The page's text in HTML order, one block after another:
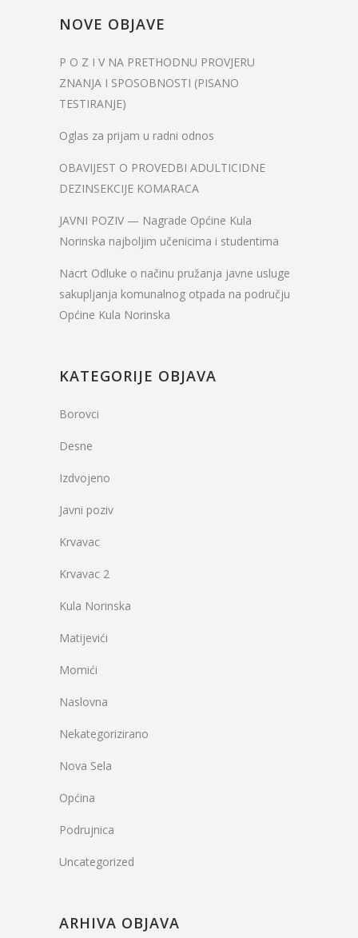
NOVE OBJAVE
P O Z I V NA PRETHODNU PROVJERU
ZNANJA I SPOSOBNOSTI (PISANO
TESTIRANJE)
Oglas za prijam u radni odnos
OBAVIJEST O PROVEDBI ADULTICIDNE
DEZINSEKCIJE KOMARACA
JAVNI POZIV — Nagrade Općine Kula
Norinska najboljim učenicima i studentima
Nacrt Odluke o načinu pružanja javne usluge
sakupljanja komunalnog otpada na području
Općine Kula Norinska
KATEGORIJE OBJAVA
Borovci
Desne
Izdvojeno
Javni poziv
Krvavac
Krvavac 2
Kula Norinska
Matijevići
Momići
Naslovna
Nekategorizirano
Nova Sela
Općina
Podrujnica
Uncategorized
ARHIVA OBJAVA